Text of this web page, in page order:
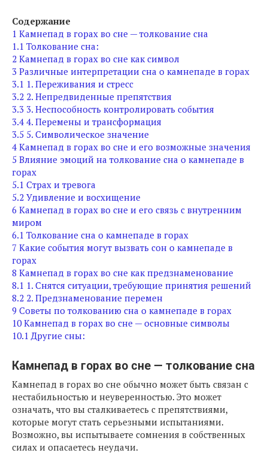
Содержание
1 Камнепад в горах во сне — толкование сна
1.1 Толкование сна:
2 Камнепад в горах во сне как символ
3 Различные интерпретации сна о камнепаде в горах
3.1 1. Переживания и стресс
3.2 2. Непредвиденные препятствия
3.3 3. Неспособность контролировать события
3.4 4. Перемены и трансформация
3.5 5. Символическое значение
4 Камнепад в горах во сне и его возможные значения
5 Влияние эмоций на толкование сна о камнепаде в
горах
5.1 Страх и тревога
5.2 Удивление и восхищение
6 Камнепад в горах во сне и его связь с внутренним
миром
6.1 Толкование сна о камнепаде в горах
7 Какие события могут вызвать сон о камнепаде в
горах
8 Камнепад в горах во сне как предзнаменование
8.1 1. Снятся ситуации, требующие принятия решений
8.2 2. Предзнаменование перемен
9 Советы по толкованию сна о камнепаде в горах
10 Камнепад в горах во сне — основные символы
10.1 Другие сны:
Камнепад в горах во сне — толкование сна
Камнепад в горах во сне обычно может быть связан с
нестабильностью и неуверенностью. Это может
означать, что вы сталкиваетесь с препятствиями,
которые могут стать серьезными испытаниями.
Возможно, вы испытываете сомнения в собственных
силах и опасаетесь неудачи.